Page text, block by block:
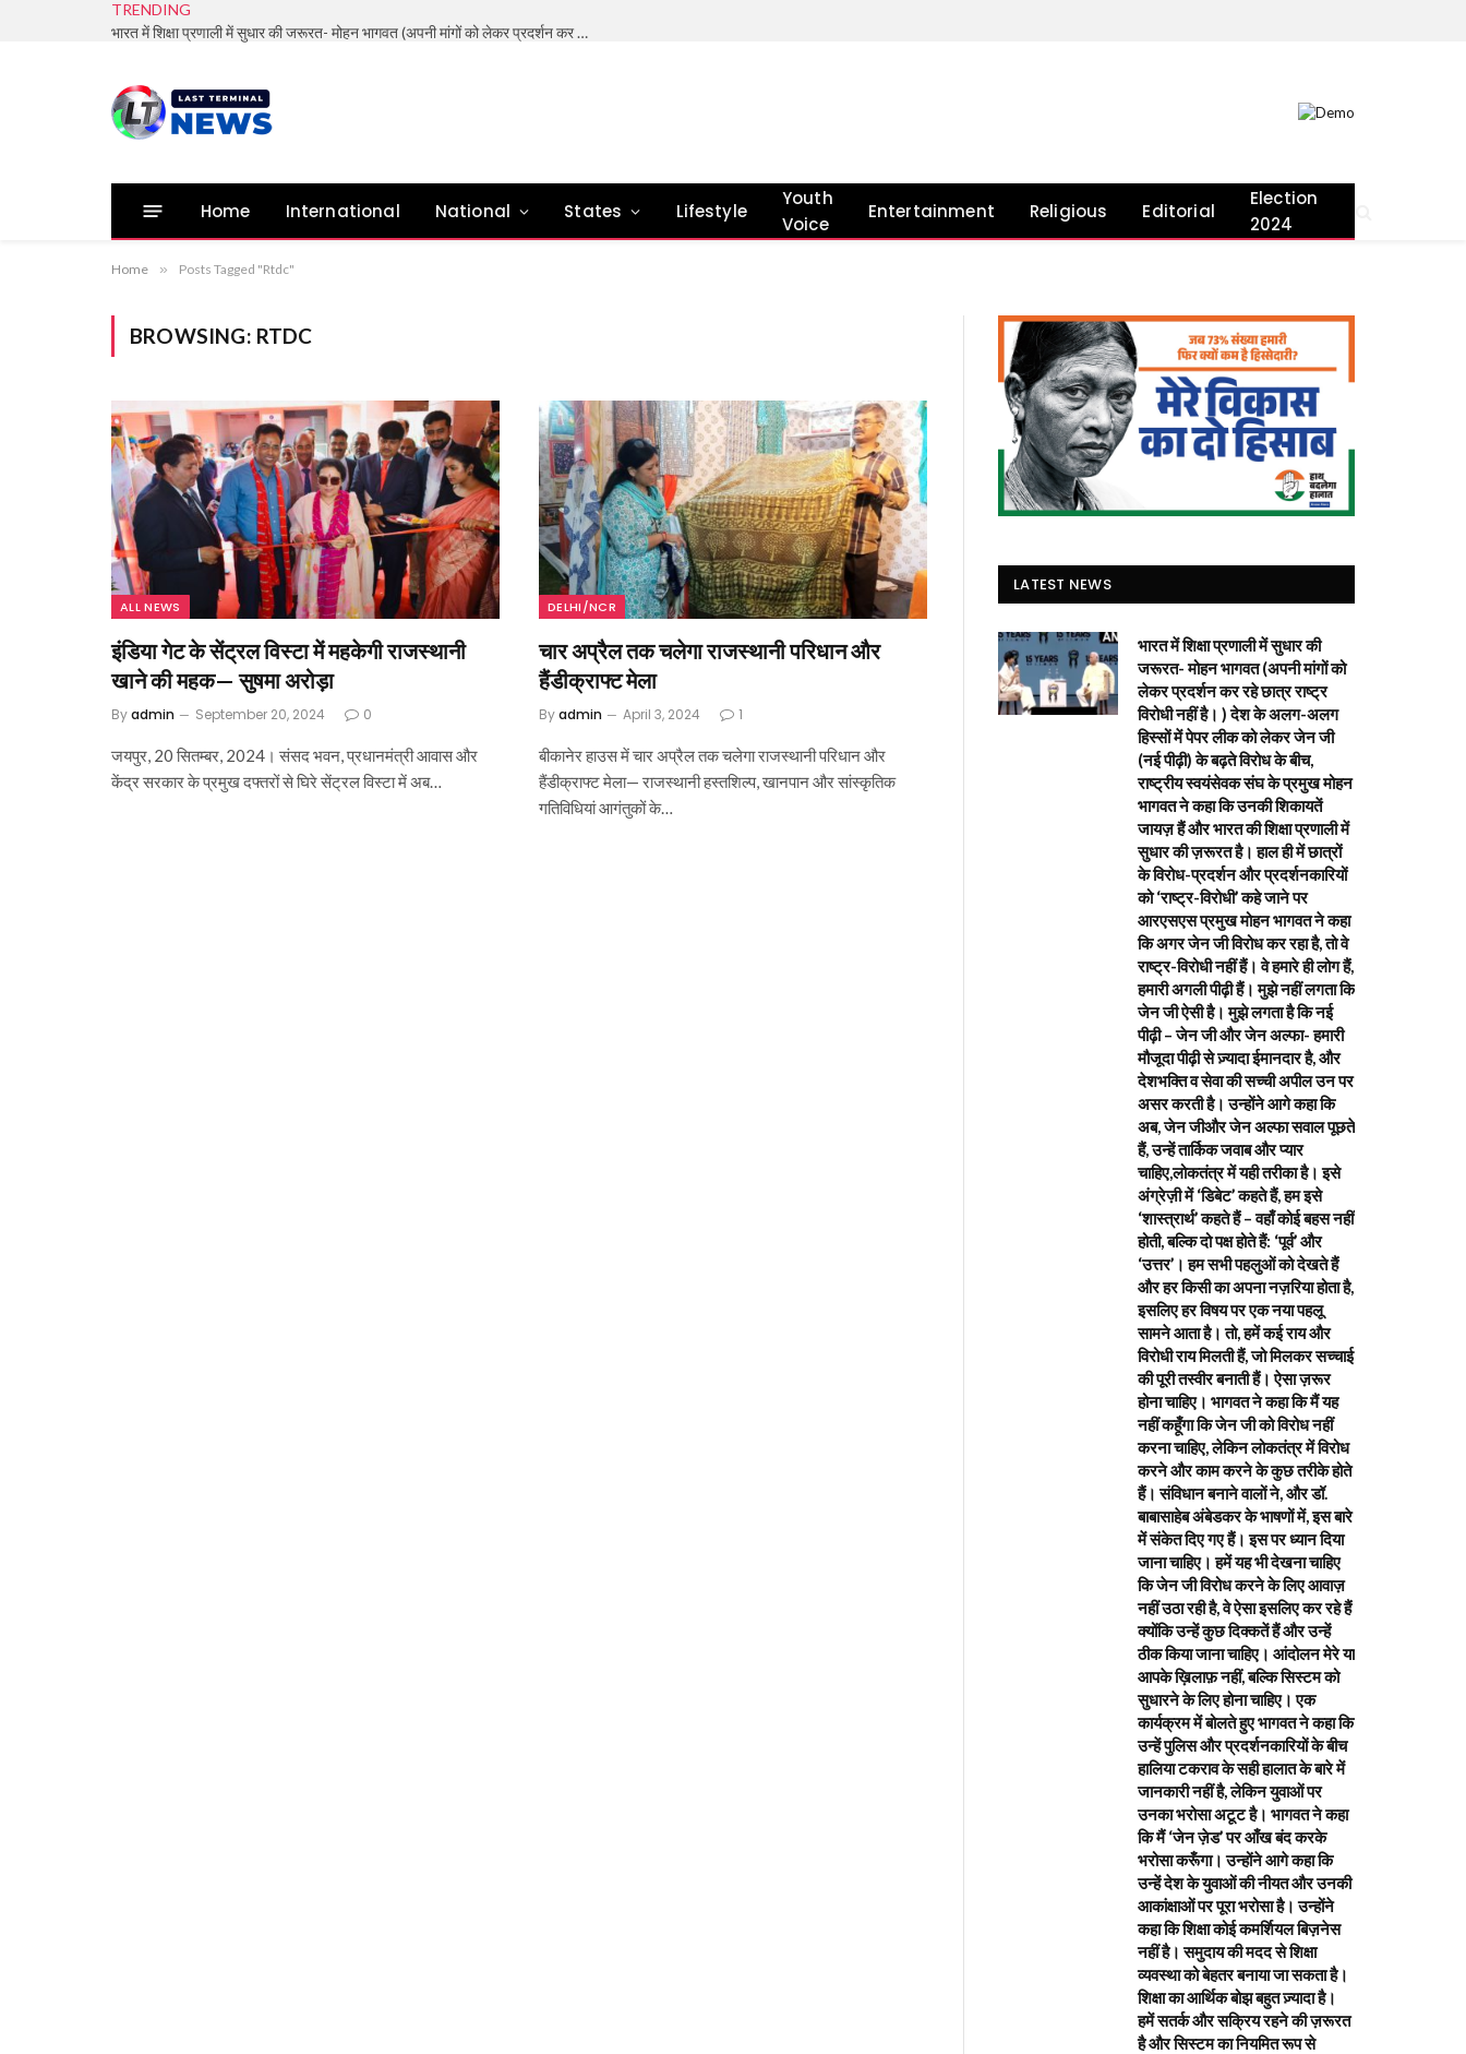
TRENDING
भारत में शिक्षा प्रणाली में सुधार की जरूरत- मोहन भागवत (अपनी मांगों को लेकर प्रदर्शन कर रहे छात्र राष्ट्र विरोधी नहीं है। ) देश के अलग-अलग हिस्सों में पेपर लीक को लेकर जेन जी (नई पीढ़ी) के बढ़ते विरोध के बीच, राष्ट्रीय स्वयंसेवक संघ के प्रमुख मोहन भागवत ने कहा कि उनकी शिकायतें जायज़ हैं और भारत की शिक्षा प्रणाली में सुधार की ज़रूरत है। हाल ही में छात्रों के विरोध-प्रदर्शन और प्रदर्शनकारियों को ‘राष्ट्र-विरोधी’ कहे जाने पर आरएसएस प्रमुख मोहन भागवत ने कहा कि अगर जेन जी विरोध कर रहा है, तो वे राष्ट्र-विरोधी नहीं हैं। वे हमारे ही लोग हैं, हमारी अगली पीढ़ी हैं। मुझे नहीं लगता कि जेन जी ऐसी है। मुझे लगता है कि नई पीढ़ी – जेन जी और जेन अल्फा- हमारी मौजूदा पीढ़ी से ज़्यादा ईमानदार है, और देशभक्ति व सेवा की सच्ची अपील उन पर असर करती है। उन्होंने आगे कहा कि अब, जेन जीऔर जेन अल्फा सवाल पूछते हैं, उन्हें तार्किक जवाब और प्यार चाहिए,लोकतंत्र में यही तरीका है। इसे अंग्रेज़ी में ‘डिबेट’ कहते हैं, हम इसे ‘शास्त्रार्थ’ कहते हैं – वहाँ कोई बहस नहीं होती, बल्कि दो पक्ष होते हैं: ‘पूर्व’ और ‘उत्तर’। हम सभी पहलुओं को देखते हैं और हर किसी का अपना नज़रिया होता है, इसलिए हर विषय पर एक नया पहलू सामने आता है। तो, हमें कई राय और विरोधी राय मिलती हैं, जो मिलकर सच्चाई की पूरी तस्वीर बनाती हैं। ऐसा ज़रूर होना चाहिए। भागवत ने कहा कि मैं यह नहीं कहूँगा कि जेन जी को विरोध नहीं करना चाहिए, लेकिन लोकतंत्र में विरोध करने और काम करने के कुछ तरीके होते हैं। संविधान बनाने वालों ने, और डॉ. बाबासाहेब अंबेडकर के भाषणों में, इस बारे में संकेत दिए गए हैं। इस पर ध्यान दिया जाना चाहिए। हमें यह भी देखना चाहिए कि जेन जी विरोध करने के लिए आवाज़ नहीं उठा रही है, वे ऐसा इसलिए कर रहे हैं क्योंकि उन्हें कुछ दिक्कतें हैं और उन्हें ठीक किया जाना चाहिए। आंदोलन मेरे या आपके ख़िलाफ़ नहीं, बल्कि सिस्टम को सुधारने के लिए होना चाहिए। एक कार्यक्रम में बोलते हुए भागवत ने कहा कि उन्हें पुलिस और प्रदर्शनकारियों के बीच हालिया टकराव के सही हालात के बारे में जानकारी नहीं है, लेकिन युवाओं पर उनका भरोसा अटूट है। भागवत ने कहा कि मैं ‘जेन ज़ेड’ पर आँख बंद करके भरोसा करूँगा। उन्होंने आगे कहा कि उन्हें देश के युवाओं की नीयत और उनकी आकांक्षाओं पर पूरा भरोसा है। उन्होंने कहा कि शिक्षा कोई कमर्शियल बिज़नेस नहीं है। समुदाय की मदद से शिक्षा व्यवस्था को बेहतर बनाया जा सकता है। शिक्षा का आर्थिक बोझ बहुत ज़्यादा है। हमें सतर्क और सक्रिय रहने की ज़रूरत है और सिस्टम का नियमित रूप से आकलन करना होगा। हमें अपने शिक्षकों को भी प्रशिक्षित करने की आवश्यकता है। शिक्षा देना सिर्फ़ सरकार की ज़िम्मेदारी नहीं है, बल्कि यह एक सामाजिक ज़िम्मेदारी भी है – मोहन भागवत
Home International National States Lifestyle
Youth
Voice
Entertainment Religious Editorial
Election
2024
Home » Posts Tagged "Rtdc"
BROWSING: RTDC
ALL NEWS
इंडिया गेट के सेंट्रल विस्टा में महकेगी राजस्थानी
खाने की महक— सुषमा अरोड़ा
Byadmin September 20, 2024 0
जयपुर, 20 सितम्बर, 2024। संसद भवन, प्रधानमंत्री आवास और
केंद्र सरकार के प्रमुख दफ्तरों से घिरे सेंट्रल विस्टा में अब…
DELHI/NCR
चार अप्रैल तक चलेगा राजस्थानी परिधान और
हैंडीक्राफ्ट मेला
Byadmin April 3, 2024 1
बीकानेर हाउस में चार अप्रैल तक चलेगा राजस्थानी परिधान और
हैंडीक्राफ्ट मेला— राजस्थानी हस्तशिल्प, खानपान और सांस्कृतिक
गतिविधियां आगंतुकों के…
LATEST NEWS
भारत में शिक्षा प्रणाली में सुधार की
जरूरत- मोहन भागवत (अपनी मांगों को
लेकर प्रदर्शन कर रहे छात्र राष्ट्र
विरोधी नहीं है। ) देश के अलग-अलग
हिस्सों में पेपर लीक को लेकर जेन जी
(नई पीढ़ी) के बढ़ते विरोध के बीच,
राष्ट्रीय स्वयंसेवक संघ के प्रमुख मोहन
भागवत ने कहा कि उनकी शिकायतें
जायज़ हैं और भारत की शिक्षा प्रणाली में
सुधार की ज़रूरत है। हाल ही में छात्रों
के विरोध-प्रदर्शन और प्रदर्शनकारियों
को ‘राष्ट्र-विरोधी’ कहे जाने पर
आरएसएस प्रमुख मोहन भागवत ने कहा
कि अगर जेन जी विरोध कर रहा है, तो वे
राष्ट्र-विरोधी नहीं हैं। वे हमारे ही लोग हैं,
हमारी अगली पीढ़ी हैं। मुझे नहीं लगता कि
जेन जी ऐसी है। मुझे लगता है कि नई
पीढ़ी – जेन जी और जेन अल्फा- हमारी
मौजूदा पीढ़ी से ज़्यादा ईमानदार है, और
देशभक्ति व सेवा की सच्ची अपील उन पर
असर करती है। उन्होंने आगे कहा कि
अब, जेन जीऔर जेन अल्फा सवाल पूछते
हैं, उन्हें तार्किक जवाब और प्यार
चाहिए,लोकतंत्र में यही तरीका है। इसे
अंग्रेज़ी में ‘डिबेट’ कहते हैं, हम इसे
‘शास्त्रार्थ’ कहते हैं – वहाँ कोई बहस नहीं
होती, बल्कि दो पक्ष होते हैं: ‘पूर्व’ और
‘उत्तर’। हम सभी पहलुओं को देखते हैं
और हर किसी का अपना नज़रिया होता है,
इसलिए हर विषय पर एक नया पहलू
सामने आता है। तो, हमें कई राय और
विरोधी राय मिलती हैं, जो मिलकर सच्चाई
की पूरी तस्वीर बनाती हैं। ऐसा ज़रूर
होना चाहिए। भागवत ने कहा कि मैं यह
नहीं कहूँगा कि जेन जी को विरोध नहीं
करना चाहिए, लेकिन लोकतंत्र में विरोध
करने और काम करने के कुछ तरीके होते
हैं। संविधान बनाने वालों ने, और डॉ.
बाबासाहेब अंबेडकर के भाषणों में, इस बारे
में संकेत दिए गए हैं। इस पर ध्यान दिया
जाना चाहिए। हमें यह भी देखना चाहिए
कि जेन जी विरोध करने के लिए आवाज़
नहीं उठा रही है, वे ऐसा इसलिए कर रहे हैं
क्योंकि उन्हें कुछ दिक्कतें हैं और उन्हें
ठीक किया जाना चाहिए। आंदोलन मेरे या
आपके ख़िलाफ़ नहीं, बल्कि सिस्टम को
सुधारने के लिए होना चाहिए। एक
कार्यक्रम में बोलते हुए भागवत ने कहा कि
उन्हें पुलिस और प्रदर्शनकारियों के बीच
हालिया टकराव के सही हालात के बारे में
जानकारी नहीं है, लेकिन युवाओं पर
उनका भरोसा अटूट है। भागवत ने कहा
कि मैं ‘जेन ज़ेड’ पर आँख बंद करके
भरोसा करूँगा। उन्होंने आगे कहा कि
उन्हें देश के युवाओं की नीयत और उनकी
आकांक्षाओं पर पूरा भरोसा है। उन्होंने
कहा कि शिक्षा कोई कमर्शियल बिज़नेस
नहीं है। समुदाय की मदद से शिक्षा
व्यवस्था को बेहतर बनाया जा सकता है।
शिक्षा का आर्थिक बोझ बहुत ज़्यादा है।
हमें सतर्क और सक्रिय रहने की ज़रूरत
है और सिस्टम का नियमित रूप से